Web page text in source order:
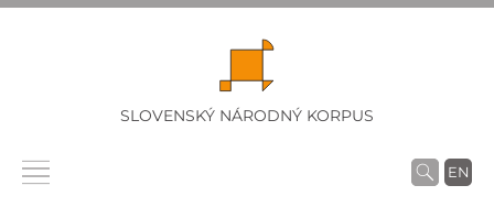
SLOVENSKÝ NÁRODNÝ KORPUS
EN